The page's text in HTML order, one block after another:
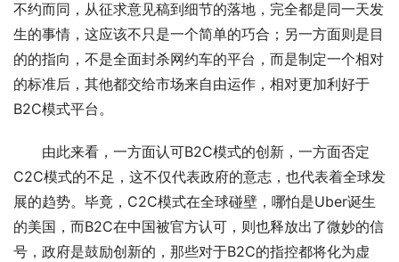
不约而同，从征求意见稿到细节的落地，完全都是同一天发
生的事情，这应该不只是一个简单的巧合；另一方面则是目
的的指向，不是全面封杀网约车的平台，而是制定一个相对
的标准后，其他都交给市场来自由运作，相对更加利好于
B2C模式平台。
由此来看，一方面认可B2C模式的创新，一方面否定
C2C模式的不足，这不仅代表政府的意志，也代表着全球发
展的趋势。毕竟，C2C模式在全球碰壁，哪怕是Uber诞生
的美国，而B2C在中国被官方认可，则也释放出了微妙的信
号，政府是鼓励创新的，那些对于B2C的指控都将化为虚